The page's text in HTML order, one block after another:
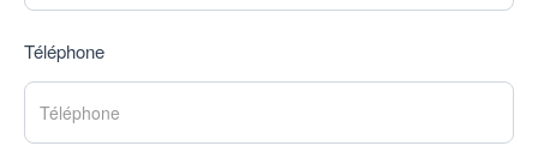
Téléphone